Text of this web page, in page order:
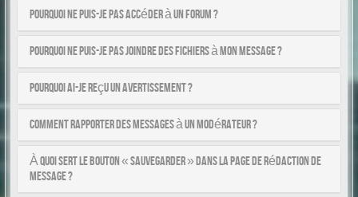
Pourquoi ne puis-je pas accéder à un forum ?
Pourquoi ne puis-je pas joindre des fichiers à mon message ?
Pourquoi ai-je reçu un avertissement ?
Comment rapporter des messages à un modérateur ?
À quoi sert le bouton « Sauvegarder » dans la page de rédaction de
message ?